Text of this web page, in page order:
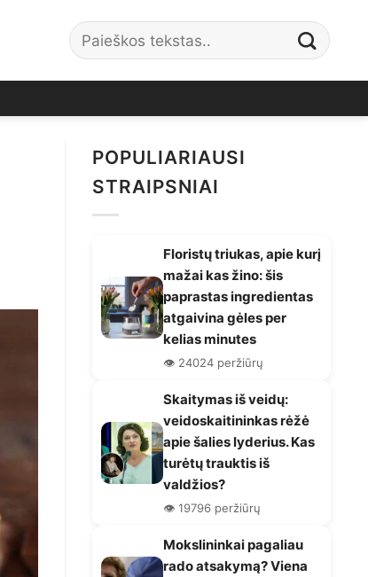
POPULIARIAUSI
STRAIPSNIAI
Floristų triukas, apie kurį
mažai kas žino: šis
paprastas ingredientas
atgaivina gėles per
kelias minutes
👁️ 24024 peržiūrų
Skaitymas iš veidų:
veidoskaitininkas rėžė
apie šalies lyderius. Kas
turėtų trauktis iš
valdžios?
👁️ 19796 peržiūrų
Mokslininkai pagaliau
rado atsakymą? Viena